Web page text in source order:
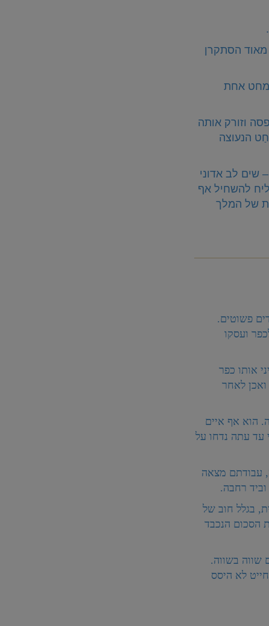
הסתקרן
מחט אחת
וזורק אותה
הנעוצה
שים לב אדוני
להשחיל אף
של המלך
פשוטים.
ועסקו
אותו כפר
לאחר
הוא אף איים
עד עתה נדחו על
עבודתם מצאה
רחבה.
בגלל חוב של
הסכום הנכבד
בשווה.
300 רובל ! מיודעינו החייט לא היסס